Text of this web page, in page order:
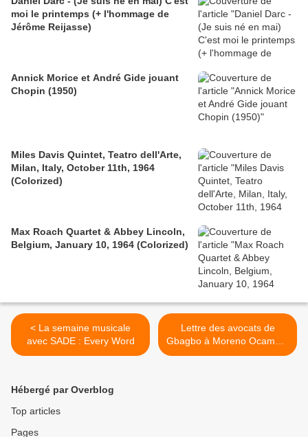
moi le printemps (+ l'hommage de
Jérôme Reijasse)
Annick Morice et André Gide jouant
Chopin (1950)
Miles Davis Quintet, Teatro dell'Arte,
Milan, Italy, October 11th, 1964
(Colorized)
Max Roach Quartet & Abbey Lincoln,
Belgium, January 10, 1964 (Colorized)
< La semaine musicale
avec SADE : Every Word
Lettre des avocats de
Gbagbo à Moreno Ocampo,
procureur de la CPI >
Hébergé par Overblog
Top articles
Pages